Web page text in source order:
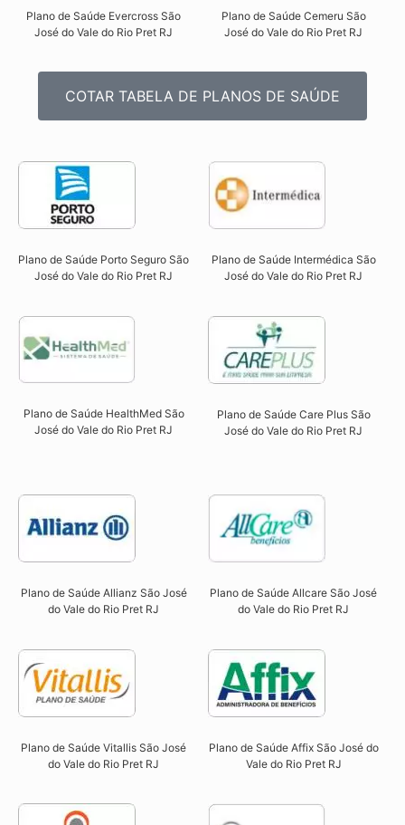
Plano de Saúde Evercross São
José do Vale do Rio Pret RJ​
Plano de Saúde Cemeru São
José do Vale do Rio Pret RJ​
COTAR TABELA DE PLANOS DE SAÚDE
Plano de Saúde Porto Seguro São
José do Vale do Rio Pret RJ​
Plano de Saúde Intermédica São
José do Vale do Rio Pret RJ​
Plano de Saúde HealthMed São
José do Vale do Rio Pret RJ
Plano de Saúde Care Plus São
José do Vale do Rio Pret RJ​
Plano de Saúde Allianz São José
do Vale do Rio Pret RJ​
Plano de Saúde Allcare São José
do Vale do Rio Pret RJ​
Plano de Saúde Vitallis São José
do Vale do Rio Pret RJ​
Plano de Saúde Affix São José do
Vale do Rio Pret RJ​